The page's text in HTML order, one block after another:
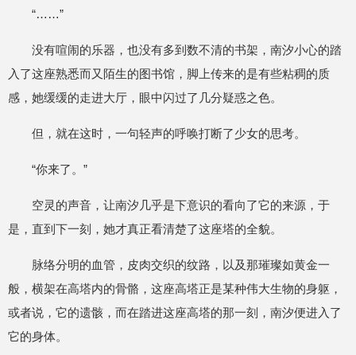
“……”
没有喧闹的乐器，也没有多到数不清的书架，南汐小心的踏
入了这座熟悉而又陌生的图书馆，脚上传来的是有些粘稠的质
感，她缓缓的走进大厅，眼中闪过了几分疑惑之色。
但，就在这时，一句轻声的呼唤打断了少女的思考。
“你来了。”
空灵的声音，让南汐几乎是下意识的看向了它的来源，于
是，直到下一刻，她才真正看清楚了这座塔的全貌。
脉络分明的血管，皮肉交织的纹路，以及那璀璨如黄金一
般，横架在高塔内的骨骼，这座高塔正是某种伟大生物的身躯，
或者说，它的遗骸，而在踏进这座高塔的那一刻，南汐便进入了
它的身体。